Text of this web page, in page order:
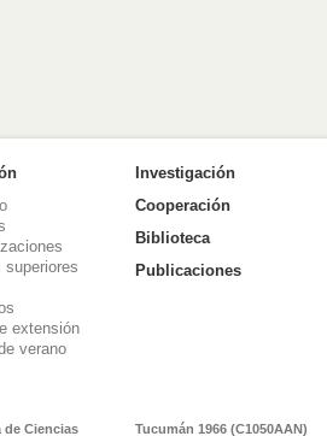
superiores
extensión
verano
Investigación
Cooperación
Biblioteca
Publicaciones
de Ciencias Tucumán 1966 (C1050AAN)